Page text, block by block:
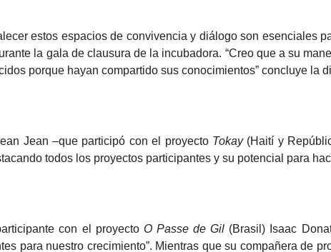
estos espacios de convivencia y diálogo son esenciales
la gala de clausura de la incubadora. “Creo que a su
porque hayan compartido sus conocimientos” concluye la
Jean –que participó con el proyecto Tokay(Haití y
todos los proyectos participantes y su potencial para
con el proyecto O Passe de Gil (Brasil) Isaac
para nuestro crecimiento”. Mientras que su compañera de